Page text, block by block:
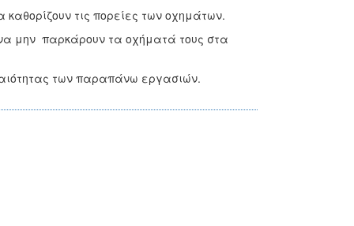
καθορίζουν τις πορείες των οχημάτων.
μην παρκάρουν τα οχήματά τους στα
των παραπάνω εργασιών.